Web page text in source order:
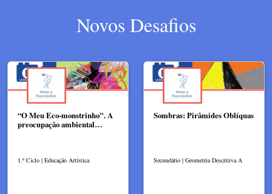
Novos Desafios
“O Meu Eco-monstrinho". A
preocupação ambiental…
1.º Ciclo | Educação Artística
Sombras: Pirâmides Oblíquas
Secundário | Geometria Descritiva A